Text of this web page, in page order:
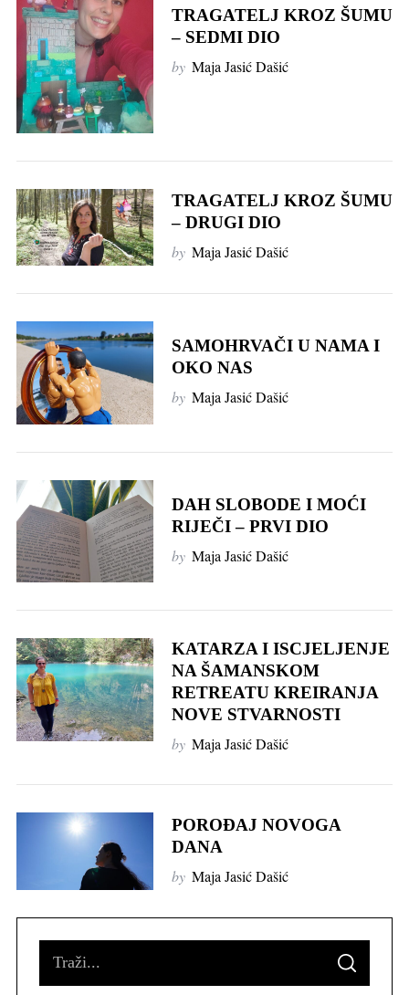
TRAGATELJ KROZ ŠUMU
– SEDMI DIO
by Maja Jasić Dašić
TRAGATELJ KROZ ŠUMU
– DRUGI DIO
by Maja Jasić Dašić
SAMOHRVAČI U NAMA I
OKO NAS
by Maja Jasić Dašić
DAH SLOBODE I MOĆI
RIJEČI – PRVI DIO
by Maja Jasić Dašić
KATARZA I ISCJELJENJE
NA ŠAMANSKOM
RETREATU KREIRANJA
NOVE STVARNOSTI
by Maja Jasić Dašić
POROĐAJ NOVOGA
DANA
by Maja Jasić Dašić
S
A